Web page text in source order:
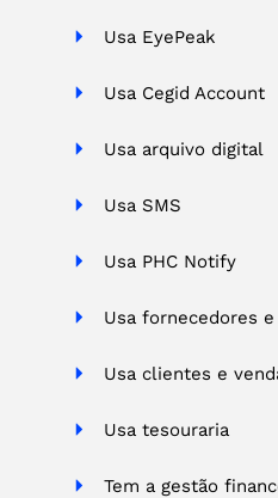
Usa EyePeak
Usa Cegid Account
Usa arquivo digital
Usa SMS
Usa PHC Notify
Usa fornecedores
Usa clientes e
Usa tesouraria
Tem a gestão